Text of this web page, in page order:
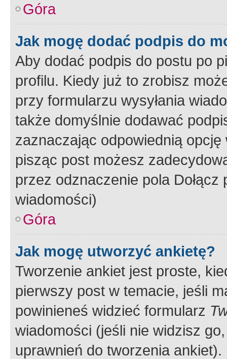
Góra
Jak mogę dodać podpis do
Aby dodać podpis do postu po
profilu. Kiedy już to zrobisz
przy formularzu wysyłania
także domyślnie dodawać
zaznaczając odpowiednią
pisząc post możesz
przez odznaczenie pola
wiadomości)
Góra
Jak mogę utworzyć ankietę?
Tworzenie ankiet jest proste,
pierwszy post w temacie, jeśli
powinieneś widzieć formularz
wiadomości (jeśli nie widzisz
uprawnień do tworzenia